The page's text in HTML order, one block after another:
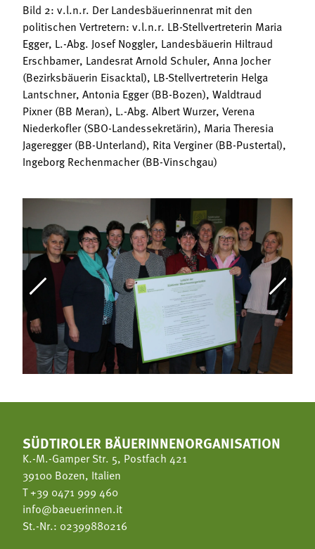
Bild 2: v.l.n.r. Der Landesbäuerinnenrat mit den
politischen Vertretern: v.l.n.r. LB-Stellvertreterin Maria
Egger, L.-Abg. Josef Noggler, Landesbäuerin Hiltraud
Erschbamer, Landesrat Arnold Schuler, Anna Jocher
(Bezirksbäuerin Eisacktal), LB-Stellvertreterin Helga
Lantschner, Antonia Egger (BB-Bozen), Waldtraud
Pixner (BB Meran), L.-Abg. Albert Wurzer, Verena
Niederkofler (SBO-Landessekretärin), Maria Theresia
Jageregger (BB-Unterland), Rita Verginer (BB-Pustertal),
Ingeborg Rechenmacher (BB-Vinschgau)
SÜDTIROLER BÄUERINNENORGANISATION
K.-M.-Gamper Str. 5, Postfach 421
39100 Bozen, Italien
T+39 0471 999 460
info@baeuerinnen.it
St.-Nr.: 02399880216